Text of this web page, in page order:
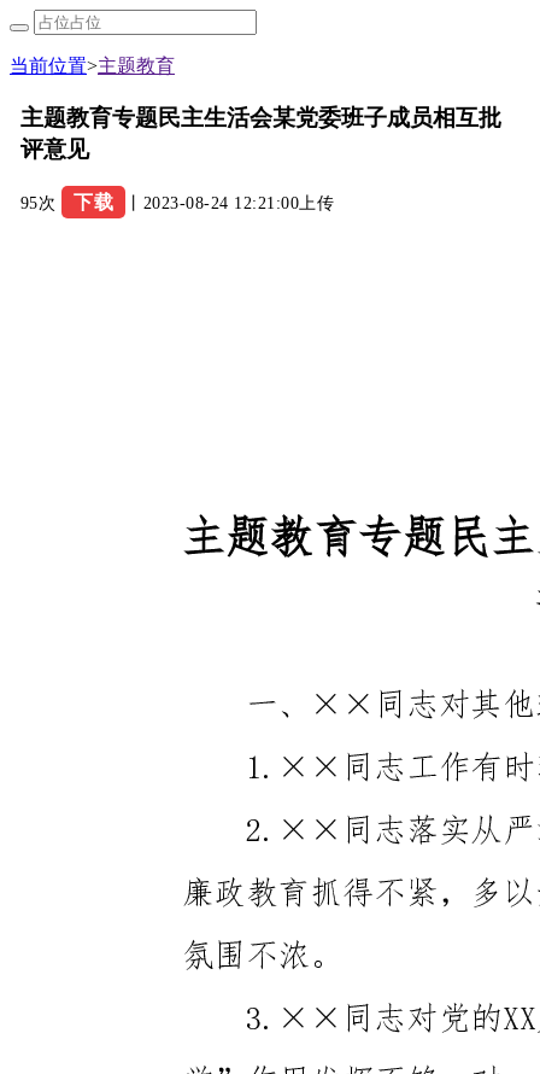
当前位置>主题教育
主题教育专题民主生活会某党委班子成员相互批
评意见
95次 下载 丨2023-08-24 12:21:00上传